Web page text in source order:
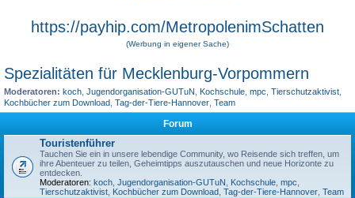
https://payhip.com/MetropolenimSchatten
(Werbung in eigener Sache)
Spezialitäten für Mecklenburg-Vorpommern
Moderatoren: koch Jugendorganisation-GUTuN Kochschule mpc Tierschutzaktivist
Kochbücher zum Download Tag-der-Tiere-Hannover Team
Forum
Touristenführer
Tauchen Sie ein in unsere lebendige Community, wo Reisende sich treffen, um
ihre Abenteuer zu teilen, Geheimtipps auszutauschen und neue Horizonte zu
entdecken.
Moderatoren: koch, Jugendorganisation-GUTuN, Kochschule, mpc,
Tierschutzaktivist, Kochbücher zum Download, Tag-der-Tiere-Hannover, Team